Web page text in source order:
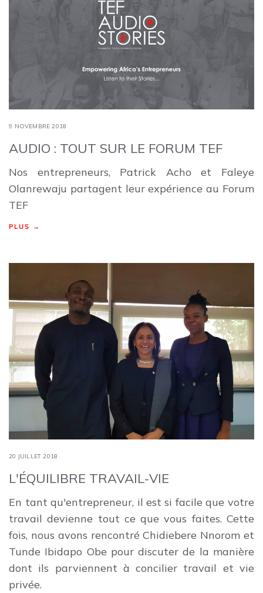
9 NOVEMBRE 2018
AUDIO : TOUT SUR LE FORUM TEF
Nos entrepreneurs, Patrick Acho et Faleye
Olanrewaju partagent leur expérience au Forum
TEF
PLUS →
20 JUILLET 2018
L'ÉQUILIBRE TRAVAIL-VIE
En tant qu'entrepreneur, il est si facile que votre
travail devienne tout ce que vous faites. Cette
fois, nous avons rencontré Chidiebere Nnorom et
Tunde Ibidapo Obe pour discuter de la manière
dont ils parviennent à concilier travail et vie
privée.